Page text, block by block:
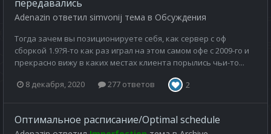
передавались
Adenazin ответил simvonij тема в Обсуждения
Тогда зачем вы позиционируете себя, как сервер с оф
сборкой 1.9?Я-то как раз играл на этом самом офе с 2009-го и
прекрасно вижу в каких местах клиента порылись чьи-то...
8 декабря, 2020 277 ответов 2
Оптимальное расписание/Optimal schedule